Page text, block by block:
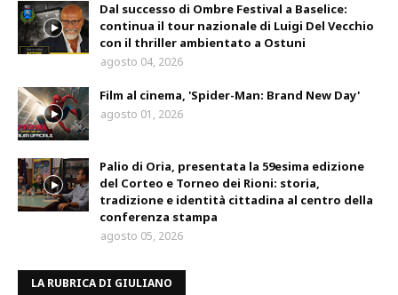
Dal successo di Ombre Festival a Baselice:
continua il tour nazionale di Luigi Del Vecchio
con il thriller ambientato a Ostuni
agosto 04, 2026
Film al cinema, 'Spider-Man: Brand New Day'
agosto 01, 2026
Palio di Oria, presentata la 59esima edizione
del Corteo e Torneo dei Rioni: storia,
tradizione e identità cittadina al centro della
conferenza stampa
agosto 05, 2026
LA RUBRICA DI GIULIANO